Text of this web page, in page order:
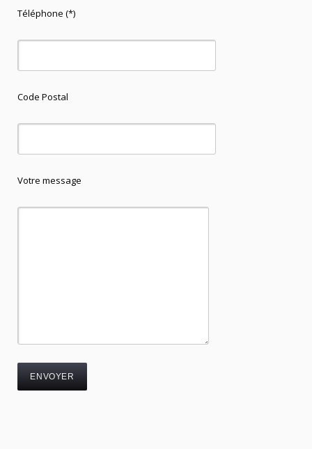
Téléphone (*)
Code Postal
Votre message